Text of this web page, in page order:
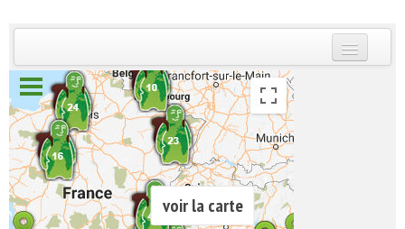
INSCRIVEZ-VOUS | ABONNEZ-VOUS
voir la carte